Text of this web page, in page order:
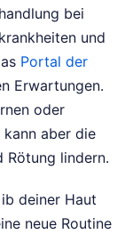
bei
und
Portal der
Erwartungen.
oder
kann aber die
Rötung lindern.
deiner Haut
neue Routine